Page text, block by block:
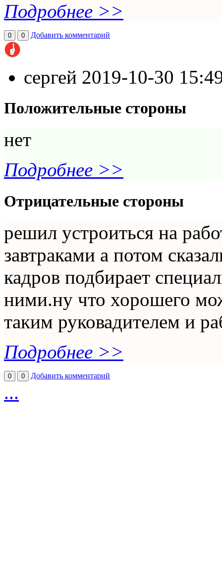
Подробнее >>
0 0 Добавить комментарий
сергей 2019-10-30
Положительные стороны
нет
Подробнее >>
Отрицательные стороны
решил устроиться на
завтраками а потом
кадров подбирает
ними.ну что хорошего
таким руковадителем и
Подробнее >>
0 0 Добавить комментарий
...